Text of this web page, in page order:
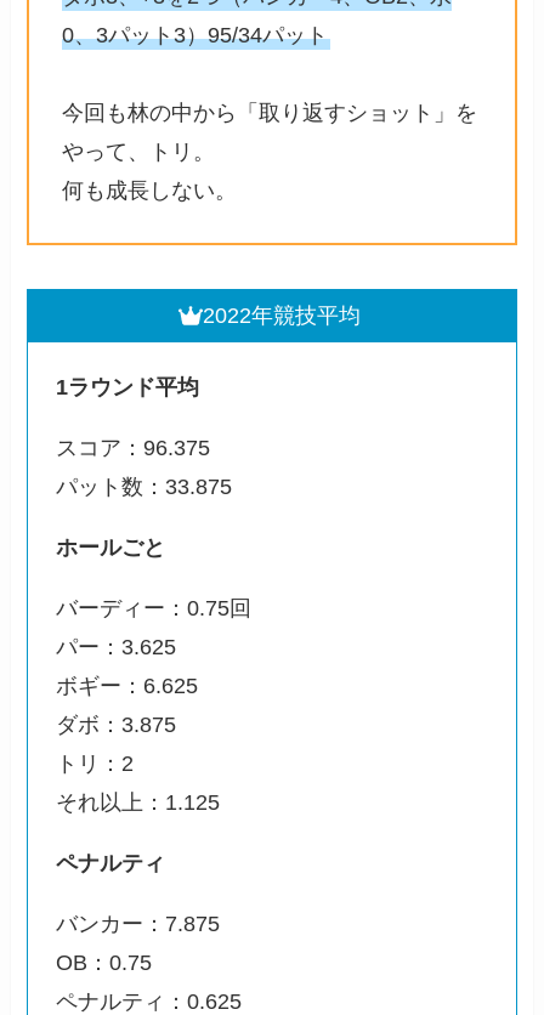
0、3パット3）95/34パット
今回も林の中から「取り返すショット」を
やって、トリ。
何も成長しない。
2022年競技平均
1ラウンド平均
スコア：96.375
パット数：33.875
ホールごと
バーディー：0.75回
パー：3.625
ボギー：6.625
ダボ：3.875
トリ：2
それ以上：1.125
ペナルティ
バンカー：7.875
OB：0.75
ペナルティ：0.625